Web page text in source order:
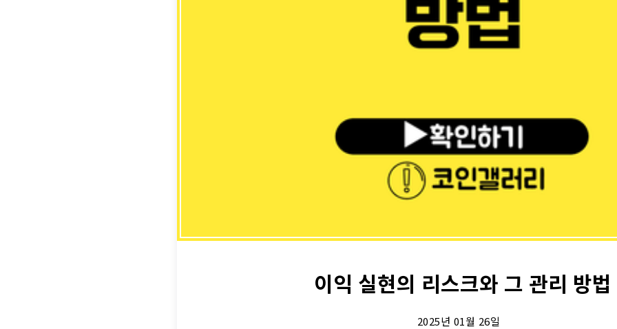
이익 실현의 리스크와 그 관리 방법
2025년 01월 26일